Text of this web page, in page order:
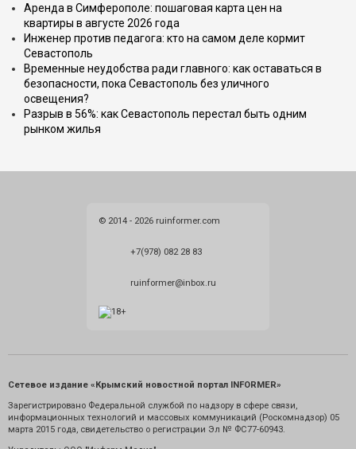
Аренда в Симферополе: пошаговая карта цен на
квартиры в августе 2026 года
Инженер против педагога: кто на самом деле кормит
Севастополь
Временные неудобства ради главного: как оставаться в
безопасности, пока Севастополь без уличного
освещения?
Разрыв в 56%: как Севастополь перестал быть одним
рынком жилья
© 2014 - 2026 ruinformer.com
+7(978) 082 28 83
ruinformer@inbox.ru
Сетевое издание «Крымский новостной портал INFORMER»
Зарегистрировано Федеральной службой по надзору в сфере связи,
информационных технологий и массовых коммуникаций (Роскомнадзор) 05
марта 2015 года, свидетельство о регистрации Эл № ФС77-60943.